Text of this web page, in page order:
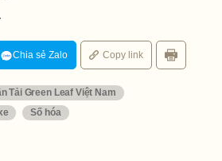
Chia sẻ Zalo Copy link
Tải Green Leaf Việt Nam
Số hóa